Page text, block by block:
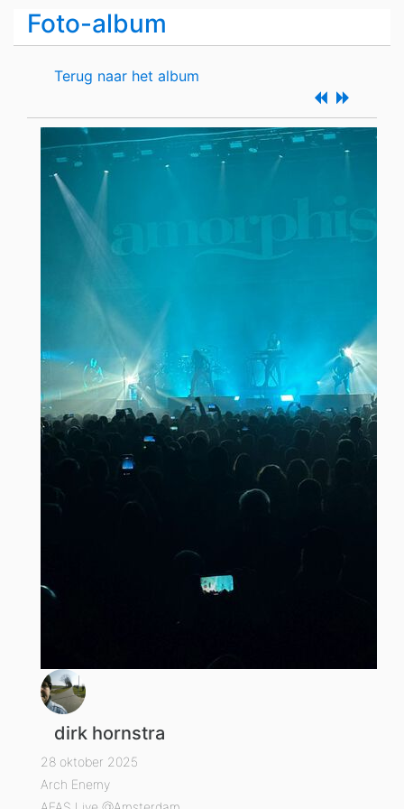
Foto-album
Terug naar het album
dirk hornstra
28 oktober 2025
Arch Enemy